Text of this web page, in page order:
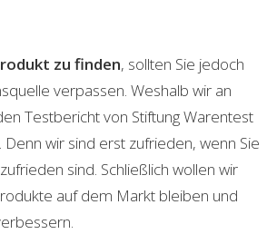
zu finden, sollten Sie jedoch
verpassen. Weshalb wir an
Testbericht von Stiftung Warentest
wir sind erst zufrieden, wenn Sie
sind. Schließlich wollen wir
auf dem Markt bleiben und